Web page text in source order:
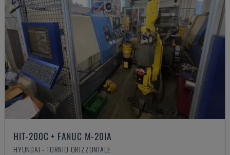
HIT-200C + FANUC M-20IA
HYUNDAI - TORNIO ORIZZONTALE